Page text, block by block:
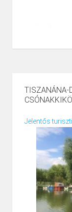
TISZANÁNA-
Jelentős